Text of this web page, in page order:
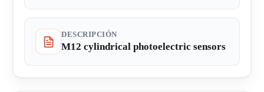
DESCRIPCIÓN
M12 cylindrical photoelectric sensors